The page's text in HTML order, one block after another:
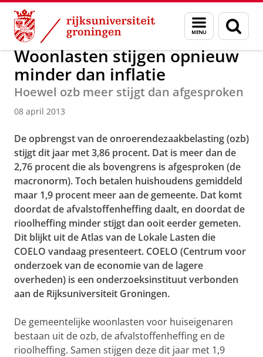
Skip
Content
Skip
Navigation
Menu
en
zoeken
Over ons Actueel Nieuws Nieuwsberichten
Woonlasten stijgen opnieuw
minder dan inflatie
Hoewel ozb meer stijgt dan afgesproken
08 april 2013
De opbrengst van de onroerendezaakbelasting (ozb)
stijgt dit jaar met 3,86 procent. Dat is meer dan de
2,76 procent die als bovengrens is afgesproken (de
macronorm). Toch betalen huishoudens gemiddeld
maar 1,9 procent meer aan de gemeente. Dat komt
doordat de afvalstoffenheffing daalt, en doordat de
rioolheffing minder stijgt dan ooit eerder gemeten.
Dit blijkt uit de Atlas van de Lokale Lasten die
COELO vandaag presenteert. COELO (Centrum voor
onderzoek van de economie van de lagere
overheden) is een onderzoeksinstituut verbonden
aan de Rijksuniversiteit Groningen.
De gemeentelijke woonlasten voor huiseigenaren
bestaan uit de ozb, de afvalstoffenheffing en de
rioolheffing. Samen stijgen deze dit jaar met 1,9